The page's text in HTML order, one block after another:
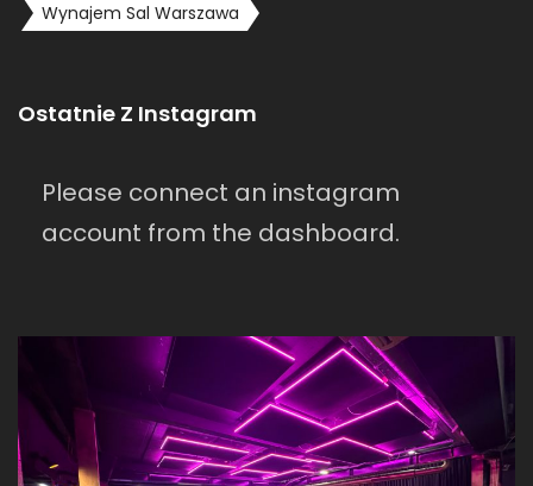
Wynajem Sal Warszawa
Ostatnie Z Instagram
Please connect an instagram
account from the dashboard.